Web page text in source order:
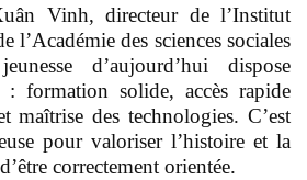
Vinh, directeur de l’Institut
l’Académie des sciences sociales
d’aujourd’hui dispose
: formation solide, accès rapide
maîtrise des technologies. C’est
pour valoriser l’histoire et la
correctement orientée.